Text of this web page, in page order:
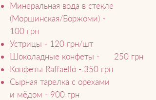
Минеральная вода в стекле
(Моршинская/Боржоми) -
100 грн
Устрицы - 120 грн/шт
Шоколадные конфеты - 250 грн
Конфеты Raffaello - 350 грн
Сырная тарелка с орехами
и мёдом - 900 грн